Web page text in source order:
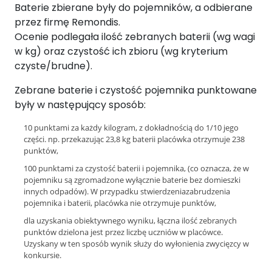
Baterie zbierane były do pojemników, a odbierane
przez firmę Remondis.
Ocenie podlegała ilość zebranych baterii (wg wagi
w kg) oraz czystość ich zbioru (wg kryterium
czyste/brudne).
Zebrane baterie i czystość pojemnika punktowane
były w następujący sposób:
10 punktami za każdy kilogram, z dokładnością do 1/10 jego
części. np. przekazując 23,8 kg baterii placówka otrzymuje 238
punktów,
100 punktami za czystość baterii i pojemnika, (co oznacza, że w
pojemniku są zgromadzone wyłącznie baterie bez domieszki
innych odpadów). W przypadku stwierdzeniazabrudzenia
pojemnika i baterii, placówka nie otrzymuje punktów,
dla uzyskania obiektywnego wyniku, łączna ilość zebranych
punktów dzielona jest przez liczbę uczniów w placówce.
Uzyskany w ten sposób wynik służy do wyłonienia zwycięzcy w
konkursie.